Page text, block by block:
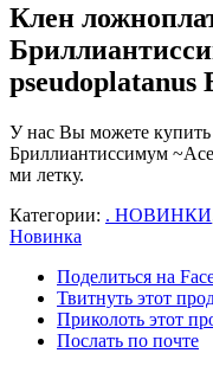
Клен
У нас Вы можете
Бриллиантиссимум
ми летку.
Категории: . НОВИНКИ
Новинка
Поделиться на
Твитнуть этот
Приколоть этот
Послать по почте